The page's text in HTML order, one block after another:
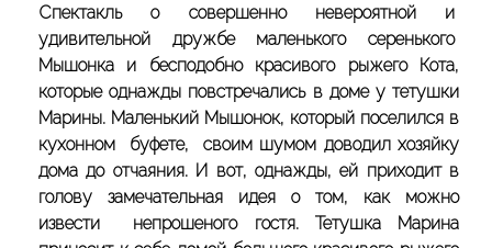
Спектакль о совершенно невероятной и
удивительной дружбе маленького серенького
Мышонка и бесподобно красивого рыжего Кота,
которые однажды повстречались в доме у тетушки
Марины. Маленький Мышонок, который поселился в
кухонном буфете, своим шумом доводил хозяйку
дома до отчаяния. И вот, однажды, ей приходит в
голову замечательная идея о том, как можно
извести непрошеного гостя. Тетушка Марина